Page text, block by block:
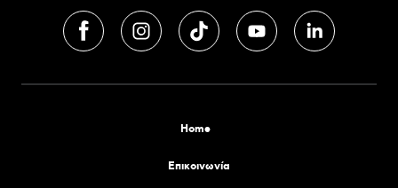
Home
Επικοινωνία